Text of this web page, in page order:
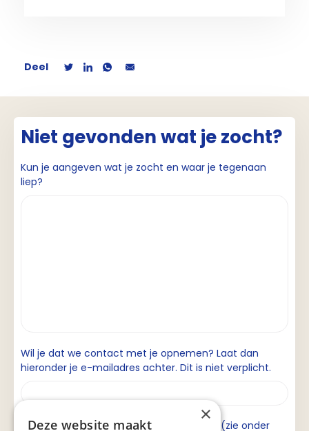
Deel
Niet gevonden wat je zocht?
Kun je aangeven wat je zocht en waar je tegenaan
liep?
Wil je dat we contact met je opnemen? Laat dan
hieronder je e-mailadres achter. Dit is niet verplicht.
Ik ga akkoord met de privacyverklaring (zie onder
×
Deze website maakt